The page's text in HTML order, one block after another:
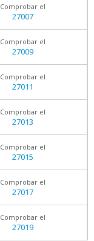
Comprobar el
27007
Comprobar el
27009
Comprobar el
27011
Comprobar el
27013
Comprobar el
27015
Comprobar el
27017
Comprobar el
27019